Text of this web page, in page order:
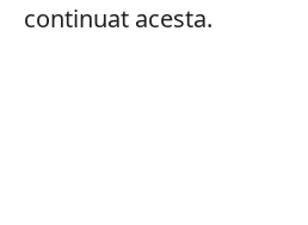
continuat acesta.